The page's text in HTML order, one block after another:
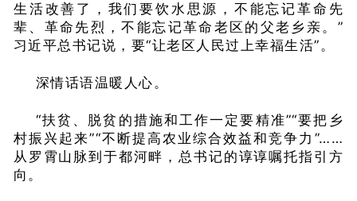
生活改善了，我们要饮水思源，不能忘记革命先
辈、革命先烈，不能忘记革命老区的父老乡亲。”
习近平总书记说，要“让老区人民过上幸福生活”。
深情话语温暖人心。
“扶贫、脱贫的措施和工作一定要精准”“要把乡
村振兴起来”“不断提高农业综合效益和竞争力”……
从罗霄山脉到于都河畔，总书记的谆谆嘱托指引方
向。